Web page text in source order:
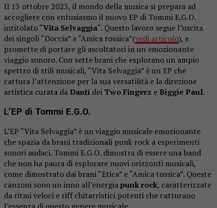
Il 13 ottobre 2023, il mondo della musica si prepara ad
accogliere con entusiasmo il nuovo EP di Tommi E.G.O.
intitolato “Vita Selvaggia“. Questo lavoro segue l’uscita
dei singoli “Doccia” e “Amica tossica”(vedi articolo), e
promette di portare gli ascoltatori in un emozionante
viaggio sonoro. Con sette brani che esplorano un ampio
spettro di stili musicali, “Vita Selvaggia” è un EP che
cattura l’attenzione per la sua versatilità e la direzione
artistica curata da Danti dei Two Fingerz e Biggie Paul.
L’EP di Tommi E.G.O.
L’EP “Vita Selvaggia” è un viaggio musicale emozionante
che spazia da brani tradizionali punk rock a esperimenti
sonori audaci. Tommi E.G.O. dimostra di essere una band
che non ha paura di esplorare nuovi orizzonti musicali,
come dimostrato dai brani “Etica” e “Amica tossica”. Queste
canzoni sono un inno all’energiapunk rock, caratterizzate
da ritmi veloci e riff chitarristici potenti che catturano